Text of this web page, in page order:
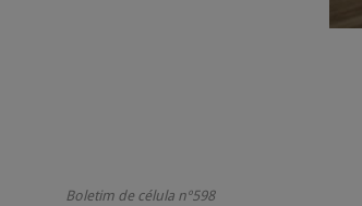
Boletim de célula nº598